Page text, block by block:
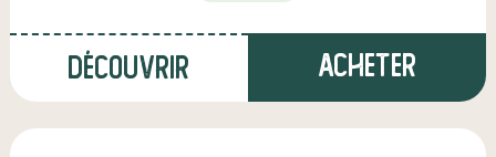
Découvrir Acheter